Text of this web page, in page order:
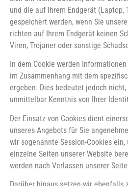
und die auf Ihrem Endgerät (Laptop,
gespeichert werden, wenn Sie
richten auf Ihrem Endgerät keinen
Viren, Trojaner oder sonstige
In dem Cookie werden
im Zusammenhang mit dem
ergeben. Dies bedeutet jedoch
unmittelbar Kenntnis von Ihrer
Der Einsatz von Cookies dient
unseres Angebots für Sie
wir sogenannte Session-Cookies ein,
einzelne Seiten unserer Website
werden nach Verlassen unserer